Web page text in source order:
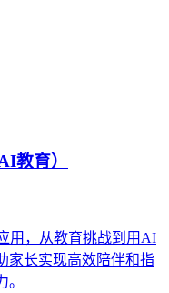
教育）
用，从教育挑战到用AI
家长实现高效陪伴和指